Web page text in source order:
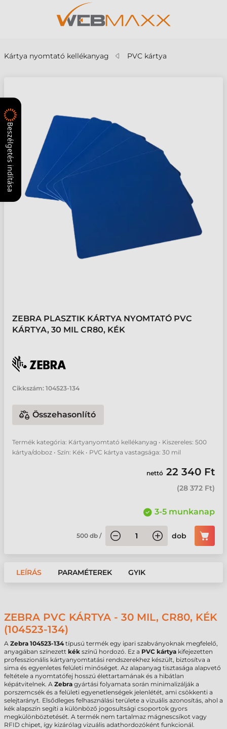
Kártya nyomtató kellékanyag PVC kártya
ZEBRA PLASZTIK KÁRTYA NYOMTATÓ PVC
KÁRTYA, 30 MIL CR80, KÉK
Cikkszám: 104523-134
Összehasonlító
Termék kategória: Kártyanyomtató kellékanyag • Kiszereles: 500
kártya/doboz • Szín: Kék • PVC kártya vastagsága: 30 mil
nettó 22 340 Ft
(28 372 Ft)
3-5 munkanap
500 db / dob
LEÍRÁS PARAMÉTEREK GYIK
ZEBRA PVC KÁRTYA - 30 MIL, CR80, KÉK
(104523-134)
A Zebra 104523-134típusú termék egy ipari szabványoknak megfelelő,
anyagában színezett kék színű hordozó. Ez a PVC kártya kifejezetten
professzionális kártyanyomtatási rendszerekhez készült, biztosítva a
sima és egyenletes felületi minőséget. Az alapanyag tisztasága alapvető
feltétele a nyomtatófej hosszú élettartamának és a hibátlan
képátvitelnek. A Zebra gyártási folyamata során minimalizálják a
porszemcsék és a felületi egyenetlenségek jelenlétét, ami csökkenti a
selejtarányt. Elsődleges felhasználási területe a vizuális azonosítás, ahol a
kék alapszín segíti a különböző jogosultsági csoportok gyors
megkülönböztetését. A termék nem tartalmaz mágnescsíkot vagy
RFID chipet, így kizárólag vizuális adathordozóként funkcionál.
Beszélgetés indítása